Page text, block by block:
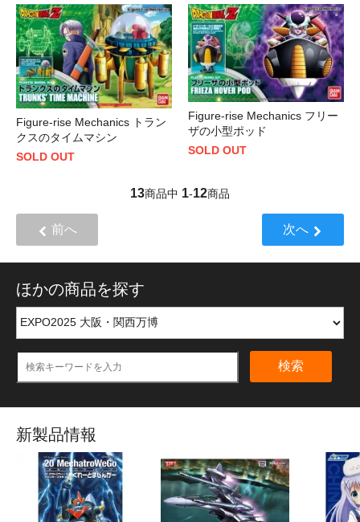
Figure-rise Mechanics トラン
クスのタイムマシン
SOLD OUT
Figure-rise Mechanics フリー
ザの小型ポッド
SOLD OUT
13商品中 1-12商品
前へ 次へ
ほかの商品を探す
検索
新製品情報